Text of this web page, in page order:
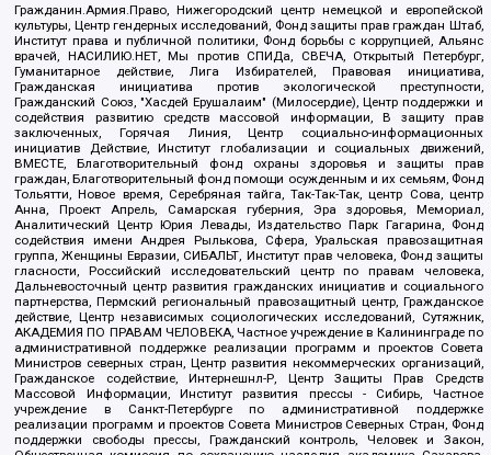
Гражданин.Армия.Право, Нижегородский центр немецкой и европейской
культуры, Центр гендерных исследований, Фонд защиты прав граждан Штаб,
Институт права и публичной политики, Фонд борьбы с коррупцией, Альянс
врачей, НАСИЛИЮ.НЕТ, Мы против СПИДа, СВЕЧА, Открытый Петербург,
Гуманитарное действие, Лига Избирателей, Правовая инициатива,
Гражданская инициатива против экологической преступности,
Гражданский Союз, "Хасдей Ерушалаим" (Милосердие), Центр поддержки и
содействия развитию средств массовой информации, В защиту прав
заключенных, Горячая Линия, Центр социально-информационных
инициатив Действие, Институт глобализации и социальных движений,
ВМЕСТЕ, Благотворительный фонд охраны здоровья и защиты прав
граждан, Благотворительный фонд помощи осужденным и их семьям, Фонд
Тольятти, Новое время, Серебряная тайга, Так-Так-Так, центр Сова, центр
Анна, Проект Апрель, Самарская губерния, Эра здоровья, Мемориал,
Аналитический Центр Юрия Левады, Издательство Парк Гагарина, Фонд
содействия имени Андрея Рылькова, Сфера, Уральская правозащитная
группа, Женщины Евразии, СИБАЛЬТ, Институт прав человека, Фонд защиты
гласности, Российский исследовательский центр по правам человека,
Дальневосточный центр развития гражданских инициатив и социального
партнерства, Пермский региональный правозащитный центр, Гражданское
действие, Центр независимых социологических исследований, Сутяжник,
АКАДЕМИЯ ПО ПРАВАМ ЧЕЛОВЕКА, Частное учреждение в Калининграде по
административной поддержке реализации программ и проектов Совета
Министров северных стран, Центр развития некоммерческих организаций,
Гражданское содействие, Интернешнл-Р, Центр Защиты Прав Средств
Массовой Информации, Институт развития прессы - Сибирь, Частное
учреждение в Санкт-Петербурге по административной поддержке
реализации программ и проектов Совета Министров Северных Стран, Фонд
поддержки свободы прессы, Гражданский контроль, Человек и Закон,